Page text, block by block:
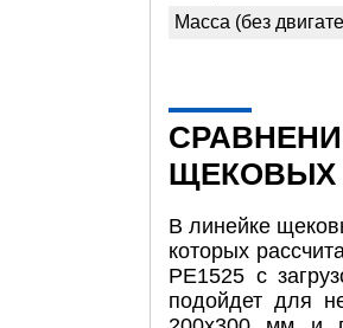
Масса (без
ЩЕКОВЫХ
В линейке
которых
PE1525 с
подойдет для